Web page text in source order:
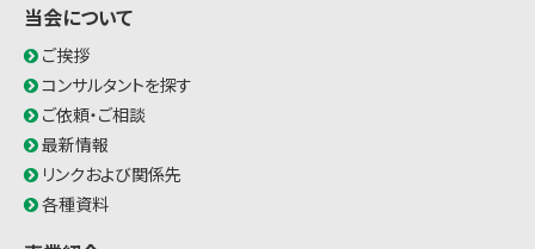
当会について
ご挨拶
コンサルタントを探す
ご依頼・ご相談
最新情報
リンクおよび関係先
各種資料